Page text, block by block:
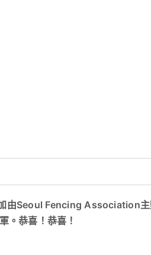
由Seoul Fencing Association
。恭喜！恭喜！